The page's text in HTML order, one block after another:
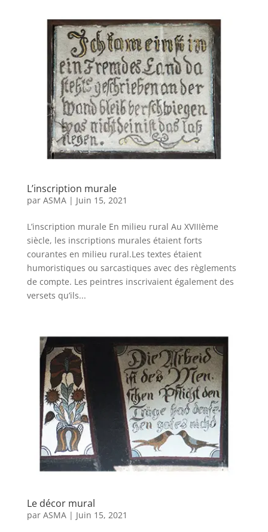
L’inscription murale
par ASMA| Juin 15, 2021
L’inscription murale En milieu rural Au XVIIIème
siècle, les inscriptions murales étaient forts
courantes en milieu rural.Les textes étaient
humoristiques ou sarcastiques avec des règlements
de compte. Les peintres inscrivaient également des
versets qu’ils...
Le décor mural
par ASMA| Juin 15, 2021